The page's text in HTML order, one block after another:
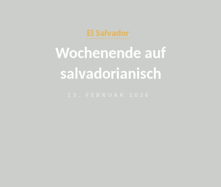
El Salvador
Wochenende auf
salvadorianisch
13. FEBRUAR 2026